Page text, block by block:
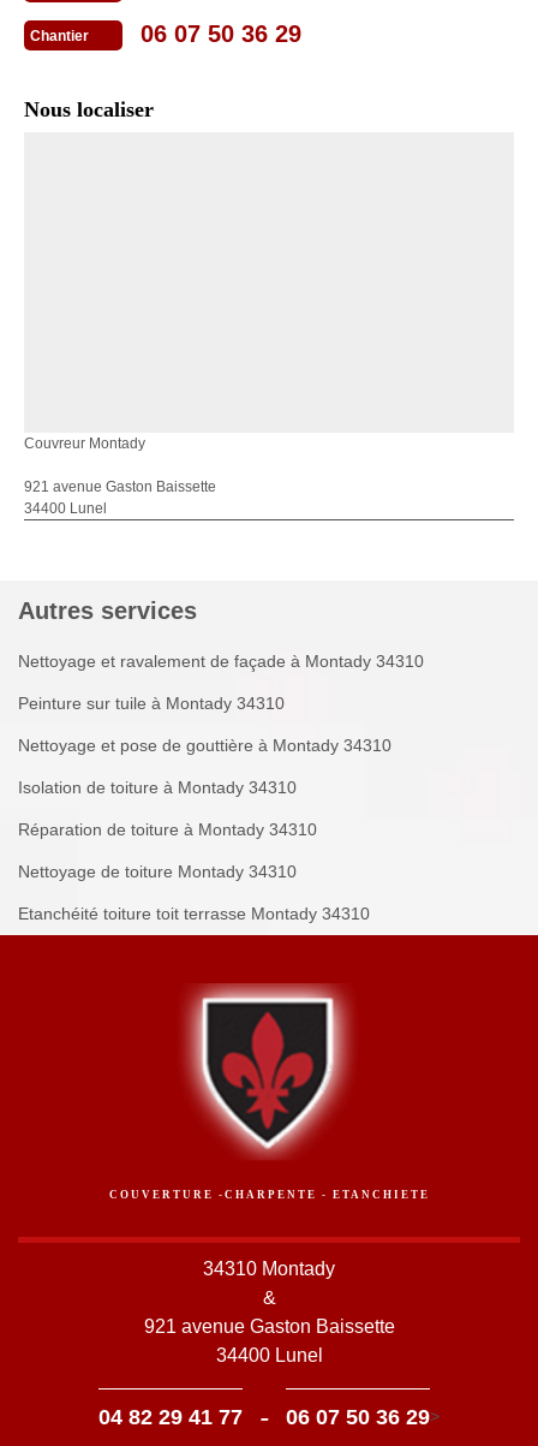
Chantier 06 07 50 36 29
Nous localiser
Couvreur Montady
921 avenue Gaston Baissette
34400 Lunel
Autres services
Nettoyage et ravalement de façade à Montady 34310
Peinture sur tuile à Montady 34310
Nettoyage et pose de gouttière à Montady 34310
Isolation de toiture à Montady 34310
Réparation de toiture à Montady 34310
Nettoyage de toiture Montady 34310
Etanchéité toiture toit terrasse Montady 34310
COUVERTURE -CHARPENTE - ETANCHIETE
34310 Montady
&
921 avenue Gaston Baissette
34400 Lunel
04 82 29 41 77 - 06 07 50 36 29>